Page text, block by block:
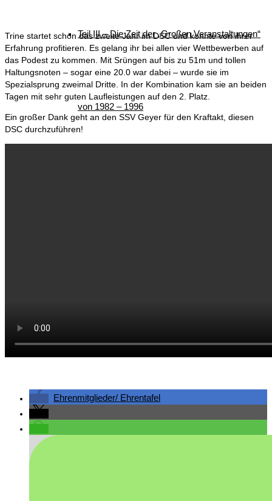
Teil III – Die Zeit der „Großen Veranstaltungen“
von 1982 – 1996
Ehrenmitglieder/ Ehrentafel
Trine startet schon das zweite Jahr im DSC und konnte von ihrer
Erfahrung profitieren. Es gelang ihr bei allen vier Wettbewerben auf
das Podest zu kommen. Mit Srüngen auf bis zu 51m und tollen
Haltungsnoten – sogar eine 20.0 war dabei – wurde sie im
Spezialsprung zweimal Dritte. In der Kombination kam sie an beiden
Tagen mit sehr guten Laufleistungen auf den 2. Platz.
Ein großer Dank geht an den SSV Geyer für den Kraftakt, diesen
DSC durchzuführen!